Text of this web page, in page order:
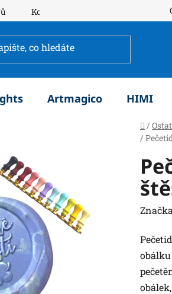
Kontakty
Artmagico HIMI
Domů
/
/
obálku